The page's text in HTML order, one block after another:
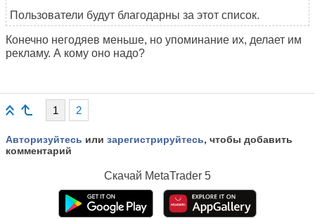
Пользователи будут благодарны за этот список.
Конечно негодяев меньше, но упоминание их, делает им
рекламу. А кому оно надо?
1 2
Авторизуйтесь или зарегистрируйтесь, чтобы добавить
комментарий
Скачай MetaTrader 5